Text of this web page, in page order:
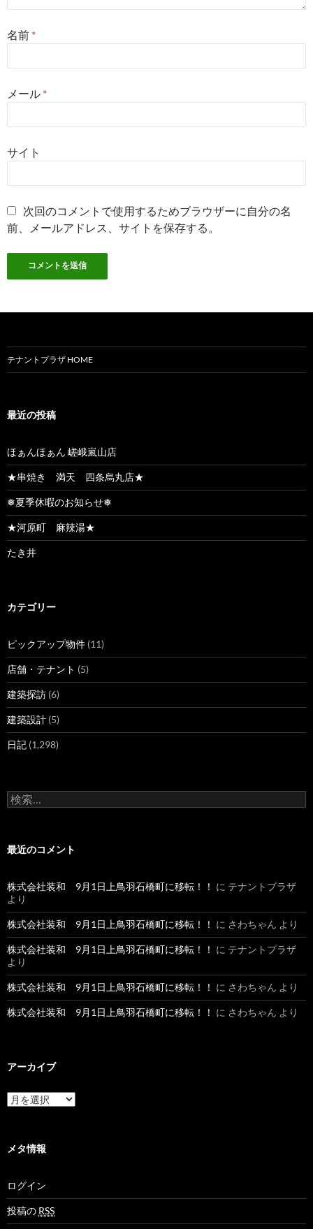
名前 *
メール *
サイト
次回のコメントで使用するためブラウザーに自分の名
前、メールアドレス、サイトを保存する。
テナントプラザ HOME
最近の投稿
ほぁんほぁん 嵯峨嵐山店
★串焼き 満天 四条烏丸店★
❅夏季休暇のお知らせ❅
★河原町 麻辣湯★
たき井
カテゴリー
ピックアップ物件 (11)
店舗・テナント (5)
建築探訪 (6)
建築設計 (5)
日記 (1,298)
検
索
最近のコメント
株式会社装和 9月1日上鳥羽石橋町に移転！！ に テナントプラザ
より
株式会社装和 9月1日上鳥羽石橋町に移転！！ に さわちゃん より
株式会社装和 9月1日上鳥羽石橋町に移転！！ に テナントプラザ
より
株式会社装和 9月1日上鳥羽石橋町に移転！！ に さわちゃん より
株式会社装和 9月1日上鳥羽石橋町に移転！！ に さわちゃん より
アーカイブ
ア
ー
ブ
メタ情報
ログイン
投稿の RSS